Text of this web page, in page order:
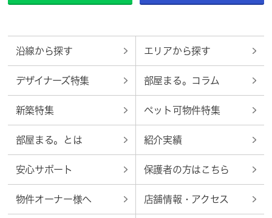
沿線から探す エリアから探す
デザイナーズ特集 部屋まる。コラム
新築特集 ペット可物件特集
部屋まる。とは 紹介実績
安心サポート 保護者の方はこちら
物件オーナー様へ 店舗情報・アクセス